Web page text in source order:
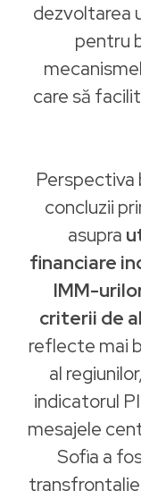
dezvoltarea
pentru
care să
concluzii
asupra
financiare
IMM-
criterii de
reflecte mai
al
indicatorul
mesajele
Sofia a